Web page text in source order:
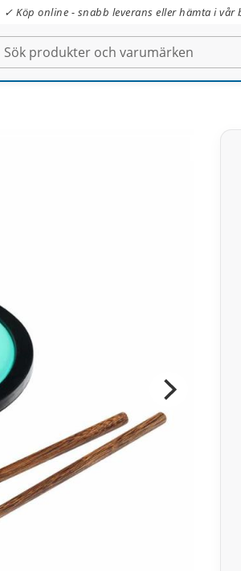
✓ Köp online - snabb leverans eller hämta i vår